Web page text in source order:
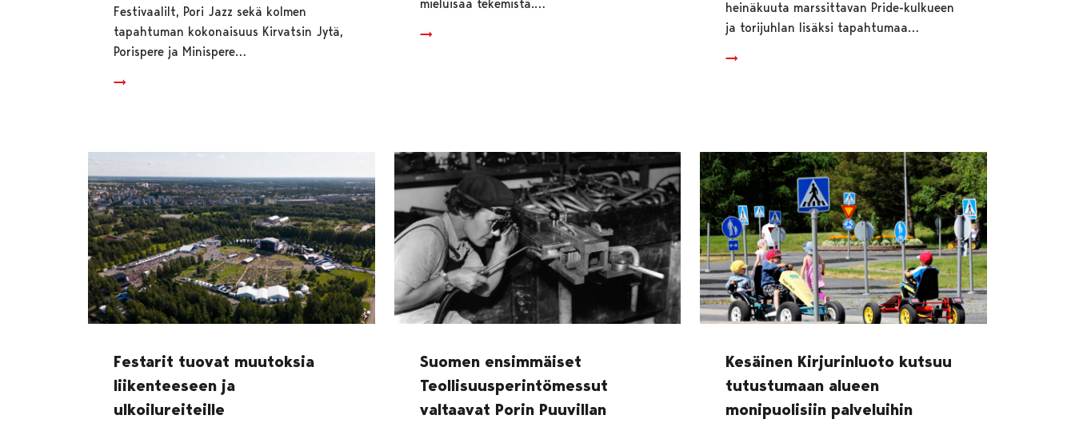
Festivaalilt, Pori Jazz sekä kolmen
tapahtuman kokonaisuus Kirvatsin Jytä,
Porispere ja Minispere…
mieluisaa tekemistä.…
heinäkuuta marssittavan Pride-kulkueen
ja torijuhlan lisäksi tapahtumaa…
Festarit tuovat muutoksia
liikenteeseen ja
ulkoilureiteille
Suomen ensimmäiset
Teollisuusperintömessut
valtaavat Porin Puuvillan
Kesäinen Kirjurinluoto kutsuu
tutustumaan alueen
monipuolisiin palveluihin